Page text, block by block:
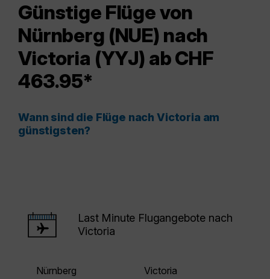
Günstige Flüge von
Nürnberg (NUE) nach
Victoria (YYJ) ab CHF
463.95*
Wann sind die Flüge nach Victoria am
günstigsten?
Last Minute Flugangebote nach
Victoria
Nürnberg
Victoria